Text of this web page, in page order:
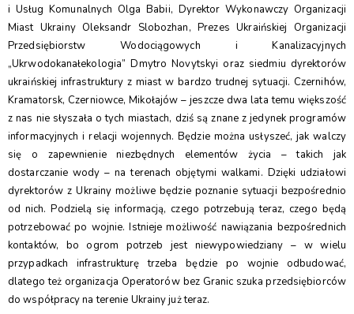
i Usług Komunalnych Olga Babii, Dyrektor Wykonawczy Organizacji
Miast Ukrainy Oleksandr Slobozhan, Prezes Ukraińskiej Organizacji
Przedsiębiorstw Wodociągowych i Kanalizacyjnych
„Ukrwodokanałekologia” Dmytro Novytskyi oraz siedmiu dyrektorów
ukraińskiej infrastruktury z miast w bardzo trudnej sytuacji. Czernihów,
Kramatorsk, Czerniowce, Mikołajów – jeszcze dwa lata temu większość
z nas nie słyszała o tych miastach, dziś są znane z jedynek programów
informacyjnych i relacji wojennych. Będzie można usłyszeć, jak walczy
się o zapewnienie niezbędnych elementów życia – takich jak
dostarczanie wody – na terenach objętymi walkami. Dzięki udziałowi
dyrektorów z Ukrainy możliwe będzie poznanie sytuacji bezpośrednio
od nich. Podzielą się informacją, czego potrzebują teraz, czego będą
potrzebować po wojnie. Istnieje możliwość nawiązania bezpośrednich
kontaktów, bo ogrom potrzeb jest niewypowiedziany – w wielu
przypadkach infrastrukturę trzeba będzie po wojnie odbudować,
dlatego też organizacja Operatorów bez Granic szuka przedsiębiorców
do współpracy na terenie Ukrainy już teraz.